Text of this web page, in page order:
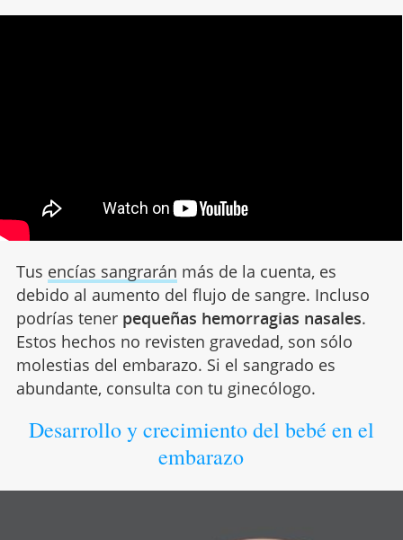
Tus encías sangrarán más de la cuenta, es
debido al aumento del flujo de sangre. Incluso
podrías tener pequeñas hemorragias nasales.
Estos hechos no revisten gravedad, son sólo
molestias del embarazo. Si el sangrado es
abundante, consulta con tu ginecólogo.
Desarrollo y crecimiento del bebé en el
embarazo